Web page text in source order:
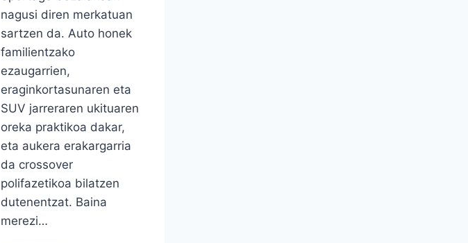
nagusi diren merkatuan
sartzen da. Auto honek
familientzako
ezaugarrien,
eraginkortasunaren eta
SUV jarreraren ukituaren
oreka praktikoa dakar,
eta aukera erakargarria
da crossover
polifazetikoa bilatzen
dutenentzat. Baina
merezi…